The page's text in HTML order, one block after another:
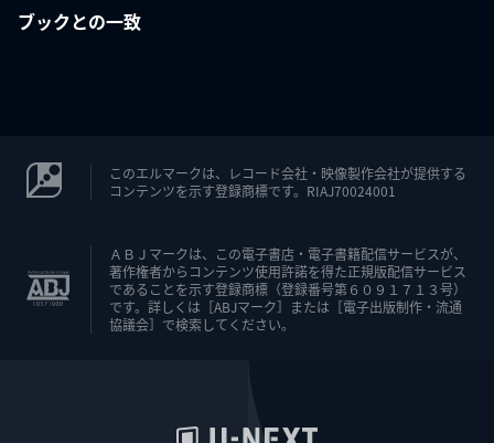
ブックとの一致
このエルマークは、レコード会社・映像製作会社が提供する
コンテンツを示す登録商標です。RIAJ70024001
ＡＢＪマークは、この電子書店・電子書籍配信サービスが、
著作権者からコンテンツ使用許諾を得た正規版配信サービス
であることを示す登録商標（登録番号第６０９１７１３号）
です。詳しくは［ABJマーク］または［電子出版制作・流通
協議会］で検索してください。